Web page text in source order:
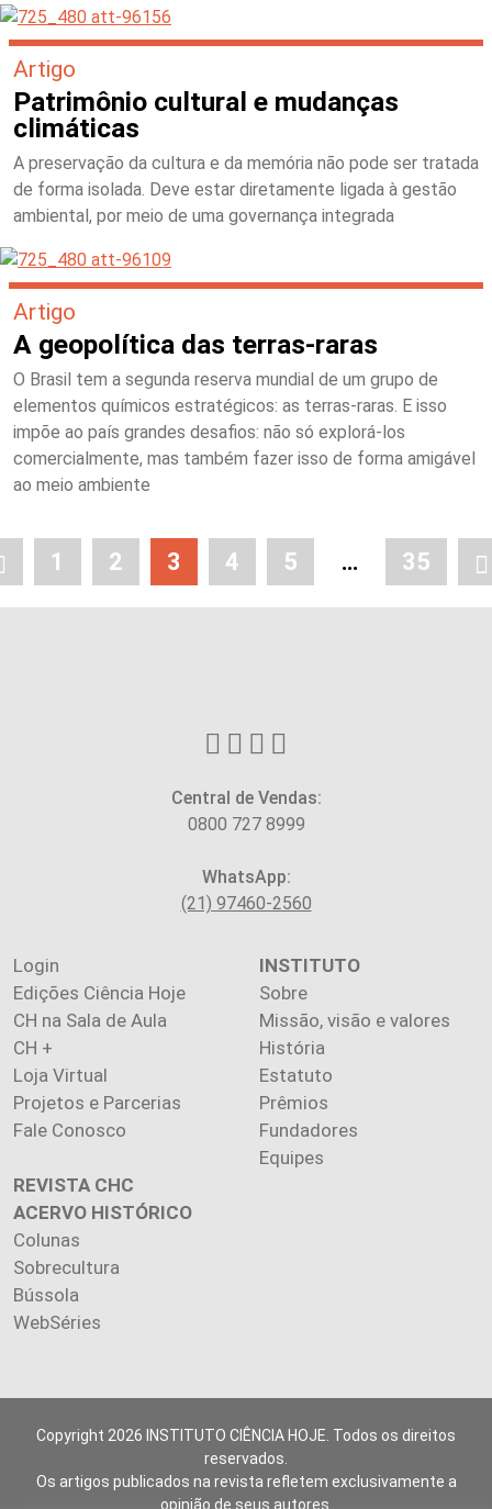
Artigo
Patrimônio cultural e mudanças
climáticas
A preservação da cultura e da memória não pode ser tratada
de forma isolada. Deve estar diretamente ligada à gestão
ambiental, por meio de uma governança integrada
Artigo
A geopolítica das terras-raras
O Brasil tem a segunda reserva mundial de um grupo de
elementos químicos estratégicos: as terras-raras. E isso
impõe ao país grandes desafios: não só explorá-los
comercialmente, mas também fazer isso de forma amigável
ao meio ambiente
1 2 3 4 5 … 35
Central de Vendas:
0800 727 8999
WhatsApp:
(21) 97460-2560
Login
Edições Ciência Hoje
CH na Sala de Aula
CH +
Loja Virtual
Projetos e Parcerias
Fale Conosco
INSTITUTO
Sobre
Missão, visão e valores
História
Estatuto
Prêmios
Fundadores
Equipes
REVISTA CHC
ACERVO HISTÓRICO
Colunas
Sobrecultura
Bússola
WebSéries
Copyright 2026 INSTITUTO CIÊNCIA HOJE. Todos os direitos
reservados.
Os artigos publicados na revista refletem exclusivamente a
opinião de seus autores.